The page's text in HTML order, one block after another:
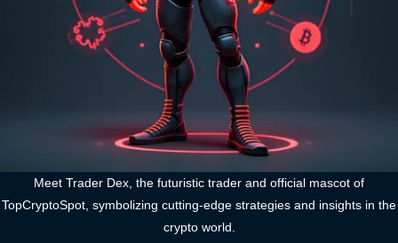
Meet Trader Dex, the futuristic trader and official mascot of
TopCryptoSpot, symbolizing cutting-edge strategies and insights in the
crypto world.